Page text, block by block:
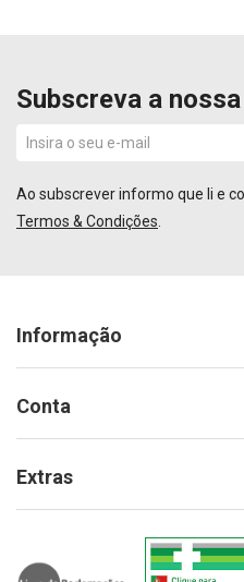
Subscreva a
Ao subscrever informo que li e
Termos & Condições.
Informação
Conta
Extras